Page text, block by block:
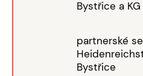
Bystřice a
partnerské
Bystřice